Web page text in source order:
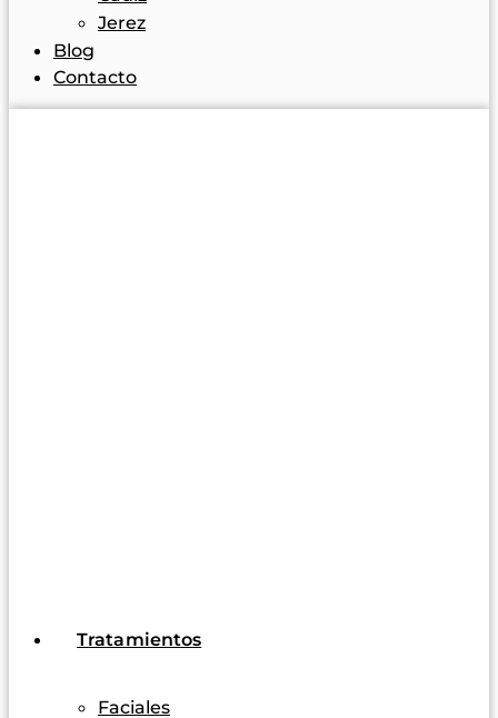
Jerez
Blog
Contacto
Tratamientos
Faciales